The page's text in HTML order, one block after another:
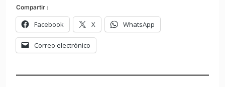
Compartir :
Facebook X WhatsApp
Correo electrónico